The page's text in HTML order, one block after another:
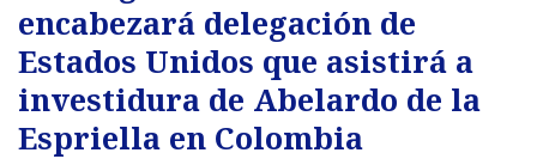
encabezará delegación de
Estados Unidos que asistirá a
investidura de Abelardo de la
Espriella en Colombia